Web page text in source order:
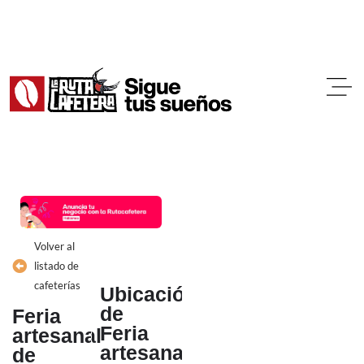
Volver al
listado de
cafeterías
Feria
artesanal
de
Ubicación
de
Feria
artesanal